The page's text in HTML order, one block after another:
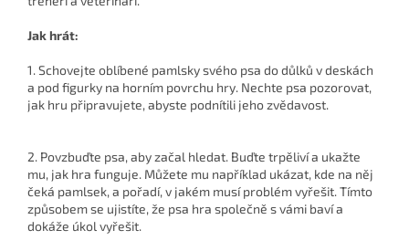
Jak hrát:
1. Schovejte oblíbené pamlsky svého psa do důlků v deskách
a pod figurky na horním povrchu hry. Nechte psa pozorovat,
jak hru připravujete, abyste podnítili jeho zvědavost.
2. Povzbuďte psa, aby začal hledat. Buďte trpěliví a ukažte
mu, jak hra funguje. Můžete mu například ukázat, kde na něj
čeká pamlsek, a pořadí, v jakém musí problém vyřešit. Tímto
způsobem se ujistíte, že psa hra společně s vámi baví a
dokáže úkol vyřešit.